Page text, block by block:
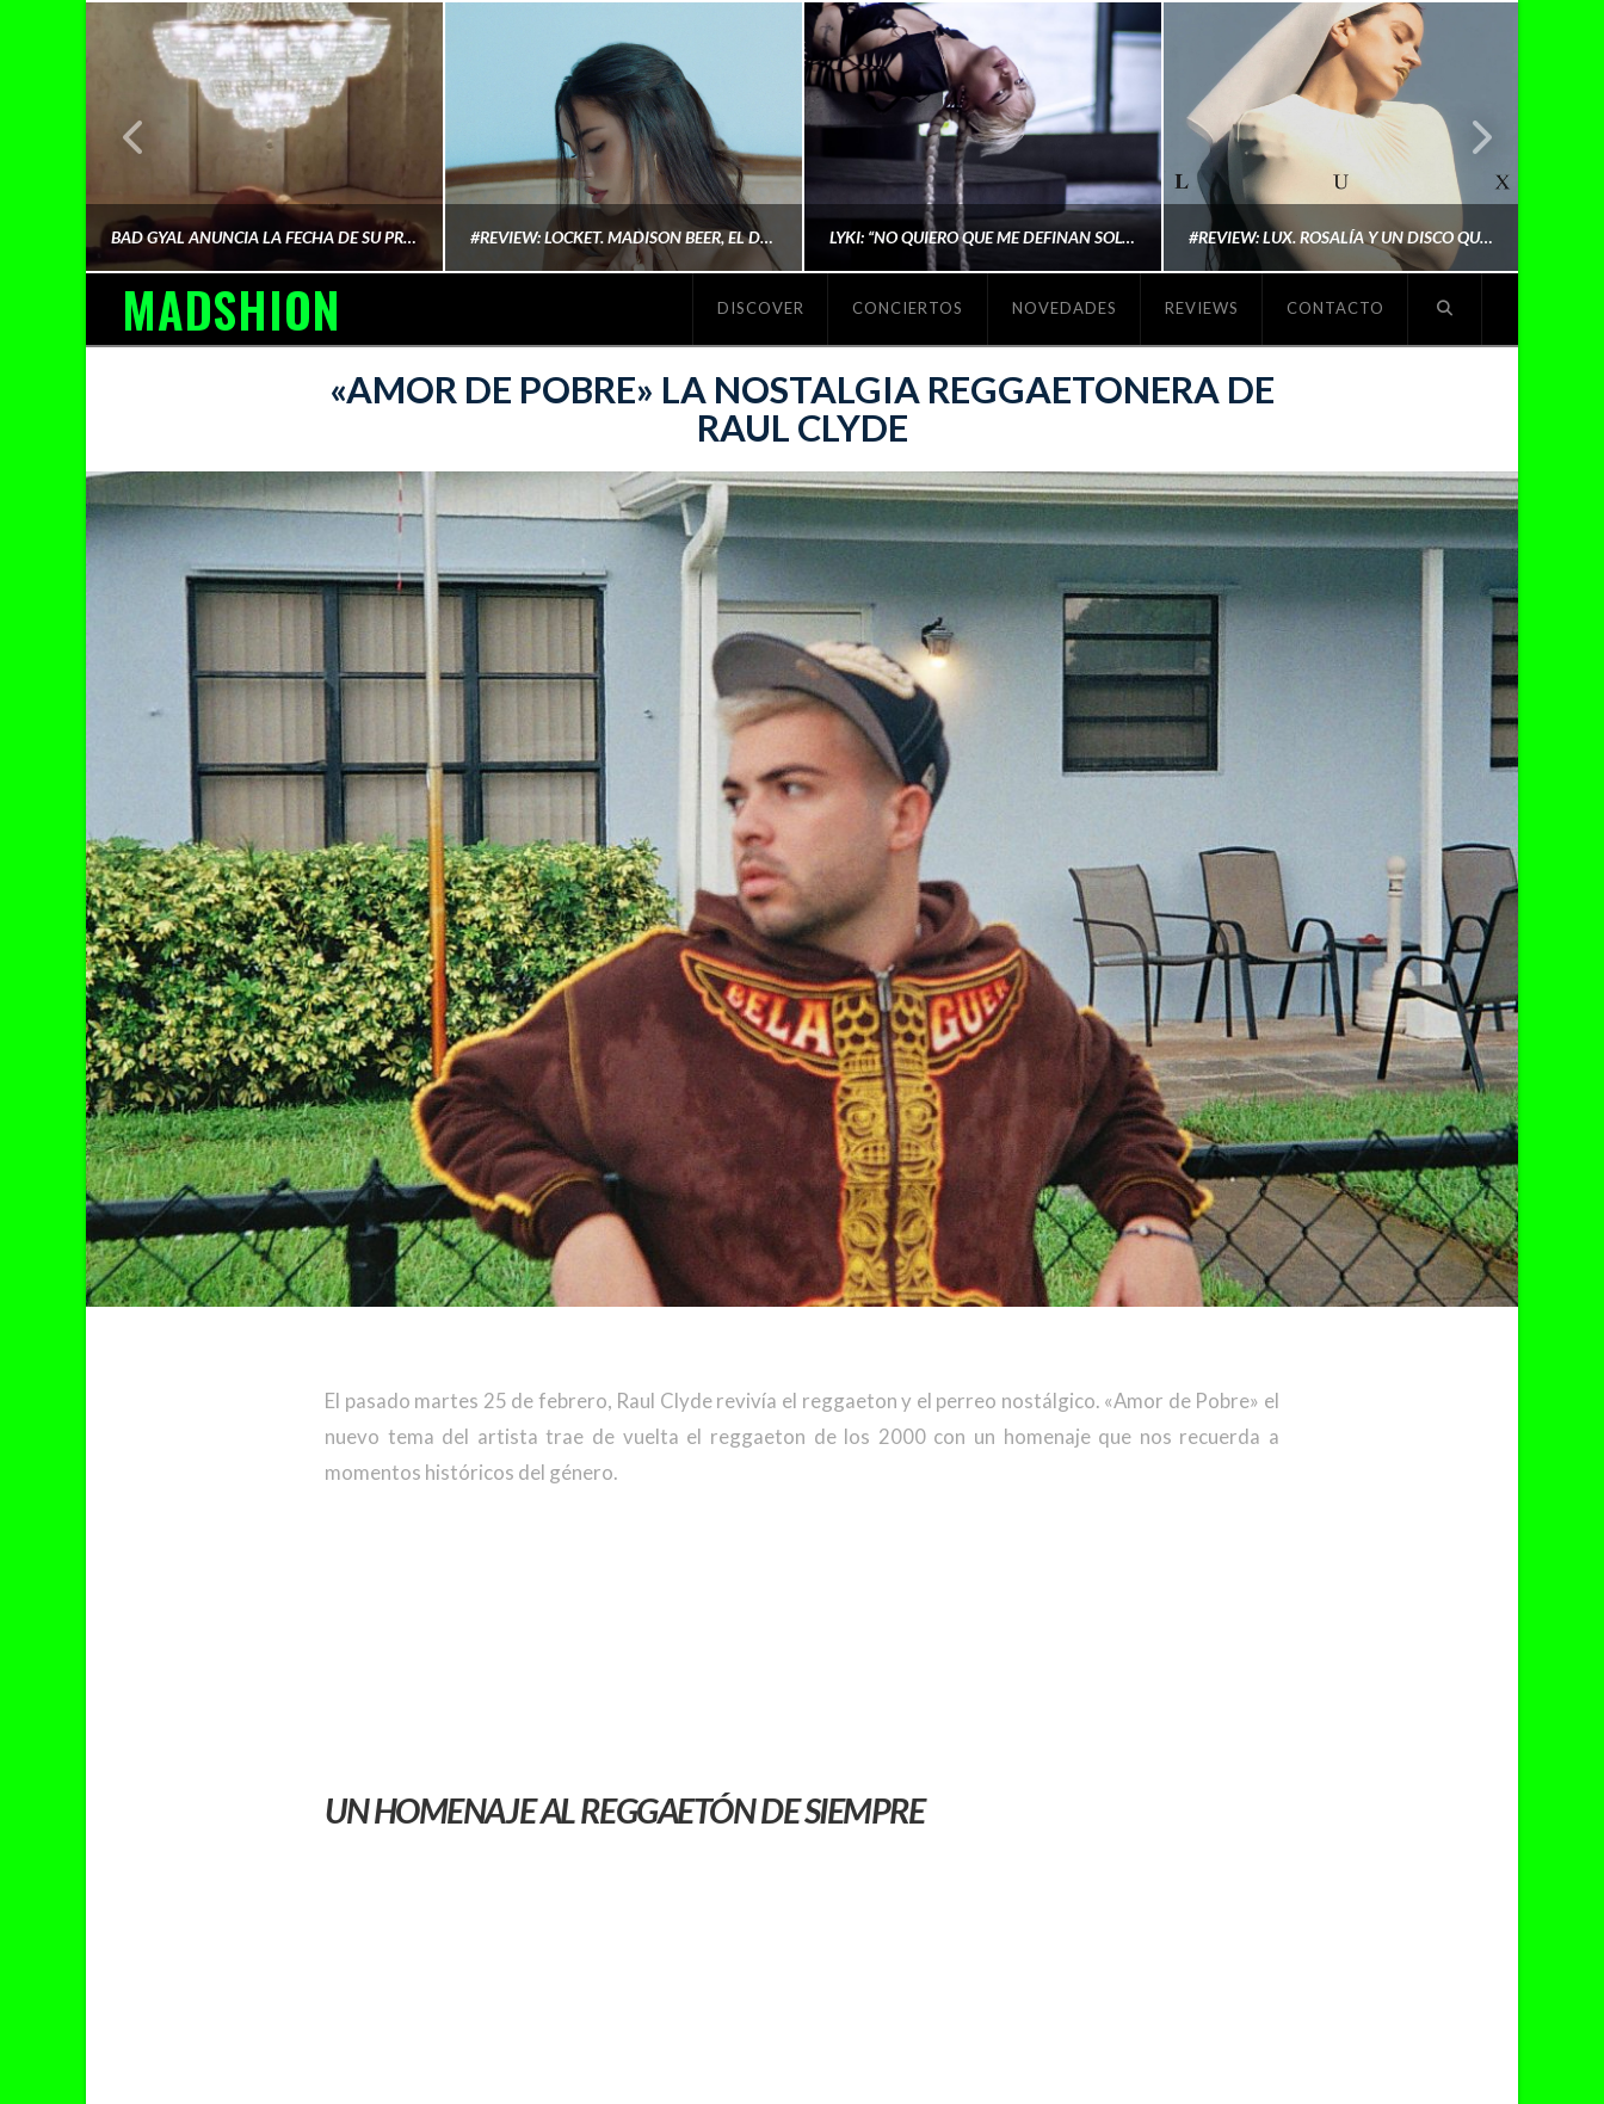
BAD GYAL ANUNCIA LA FECHA DE SU PRÓXIMO ÁLBUM «MÁS CARA» #REVIEW: LOCKET. MADISON BEER, EL DISCO DONDE POR FIN DEJA DE JUSTIFICARSE LYKI: “NO QUIERO QUE ME DEFINAN SOLO POR SER REIVINDICATIVA. QUIERO QUE ME ESCUCHEN PORQUE DISFRUTO HACIENDO MI MÚSICA” #REVIEW: LUX. ROSALÍA Y UN DISCO QUE REDEFINE LO QUE SIGNIFICA SER ARTISTA
MADSHION DISCOVER CONCIERTOS NOVEDADES REVIEWS CONTACTO
«AMOR DE POBRE» LA NOSTALGIA REGGAETONERA DE
RAUL CLYDE
El pasado martes 25 de febrero, Raul Clyde revivía el reggaeton y el perreo nostálgico. «Amor de Pobre» el
nuevo tema del artista trae de vuelta el reggaeton de los 2000 con un homenaje que nos recuerda a
momentos históricos del género.
UN HOMENAJE AL REGGAETÓN DE SIEMPRE